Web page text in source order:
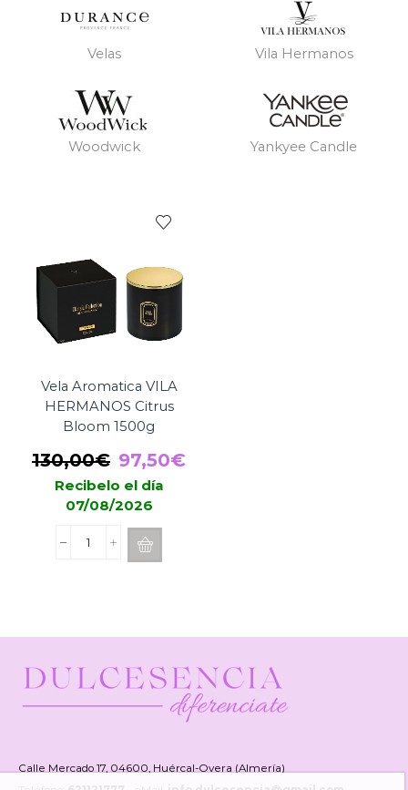
Velas Vila Hermanos
Woodwick Yankyee Candle
Vela Aromatica VILA
HERMANOS Citrus
Bloom 1500g
130,00€ El
precio
original
era:
130,00€.
97,50€El
Recibelo el día
07/08/2026
Vela
Aromatica
Bloom
cantidad
Calle Mercado 17, 04600, Huércal-Overa (Almería)